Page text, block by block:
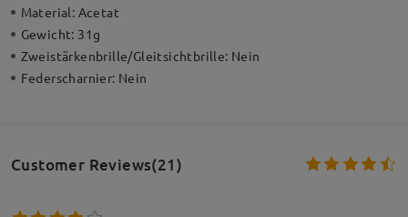
Material: Acetat
Gewicht: 31g
Zweistärkenbrille/Gleitsichtbrille: Nein
Federscharnier: Nein
Customer Reviews(21)